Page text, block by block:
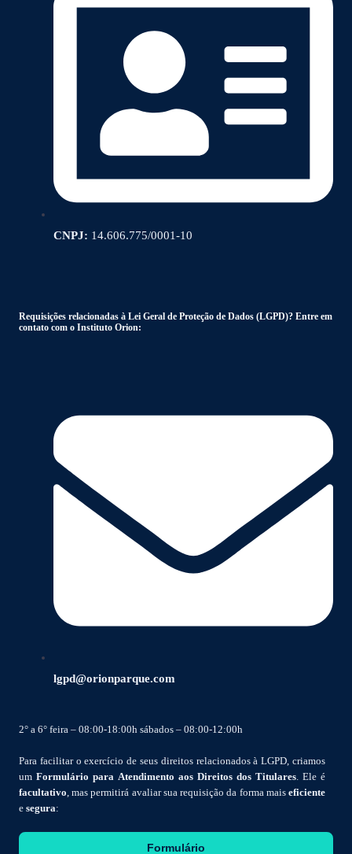
CNPJ: 14.606.775/0001-10
Requisições relacionadas à Lei Geral de Proteção de Dados (LGPD)? Entre em
contato com o Instituto Orion:
lgpd@orionparque.com
2° a 6° feira – 08:00-18:00h sábados – 08:00-12:00h
Para facilitar o exercício de seus direitos relacionados à LGPD, criamos
um Formulário para Atendimento aos Direitos dos Titulares. Ele é
facultativo, mas permitirá avaliar sua requisição da forma mais eficiente
e segura:
Formulário